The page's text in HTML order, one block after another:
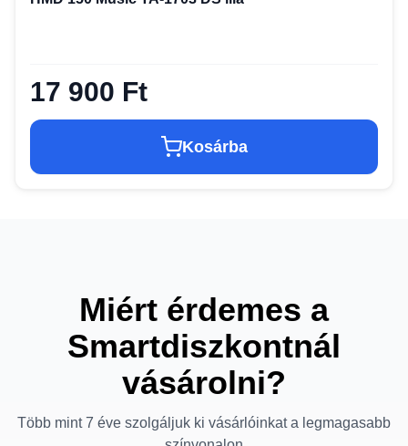
17 900 Ft
Kosárba
Miért érdemes a
Smartdiszkontnál
vásárolni?
Több mint 7 éve szolgáljuk ki vásárlóinkat a legmagasabb